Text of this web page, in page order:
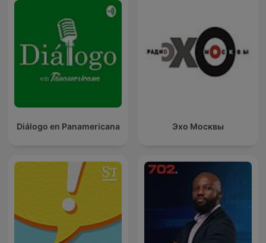
Diálogo en Panamericana Эхо Москвы